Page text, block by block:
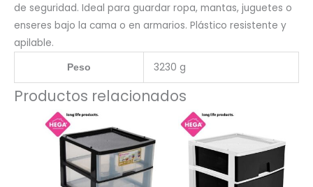
de seguridad. Ideal para guardar ropa, mantas, juguetes o
enseres bajo la cama o en armarios. Plástico resistente y
apilable.
Peso 3230 g
Productos relacionados